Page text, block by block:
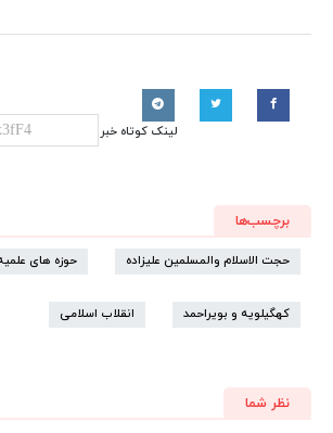
لینک کوتاه خبر
برچسب‌ها
حجت الاسلام والمسلمین علیزاده حوزه های
کهگیلویه و بویراحمد انقلاب اسلامی
نظر شما